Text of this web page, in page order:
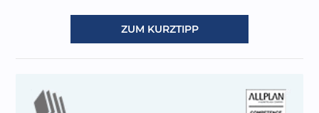
ZUM KURZTIPP